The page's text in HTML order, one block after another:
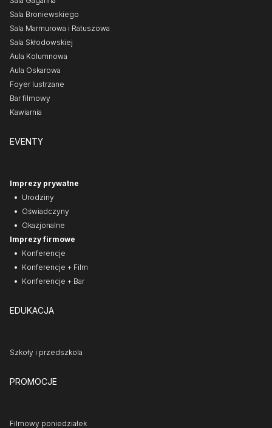
Sala Broniewskiego
Sala Marmurowa i Ratuszowa
Sala Skłodowskiej
Aula Kolumnowa
Aula Oskarowa
Foyer lustrzane
Bar filmowy
Kawiarnia
EVENTY
Imprezy prywatne
Urodziny
Oświadczyny
Okazjonalne
Imprezy firmowe
Konferencje
Konferencje + Film
Konferencje + Bar
EDUKACJA
Szkoły i przedszkola
PROMOCJE
Filmowy poniedziałek